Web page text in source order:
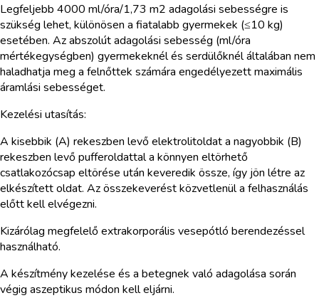
Legfeljebb 4000 ml/óra/1,73 m2 adagolási sebességre is
szükség lehet, különösen a fiatalabb gyermekek (≤10 kg)
esetében. Az abszolút adagolási sebesség (ml/óra
mértékegységben) gyermekeknél és serdülőknél általában nem
haladhatja meg a felnőttek számára engedélyezett maximális
áramlási sebességet.
Kezelési utasítás:
A kisebbik (A) rekeszben levő elektrolitoldat a nagyobbik (B)
rekeszben levő pufferoldattal a könnyen eltörhető
csatlakozócsap eltörése után keveredik össze, így jön létre az
elkészített oldat. Az összekeverést közvetlenül a felhasználás
előtt kell elvégezni.
Kizárólag megfelelő extrakorporális vesepótló berendezéssel
használható.
A készítmény kezelése és a betegnek való adagolása során
végig aszeptikus módon kell eljárni.